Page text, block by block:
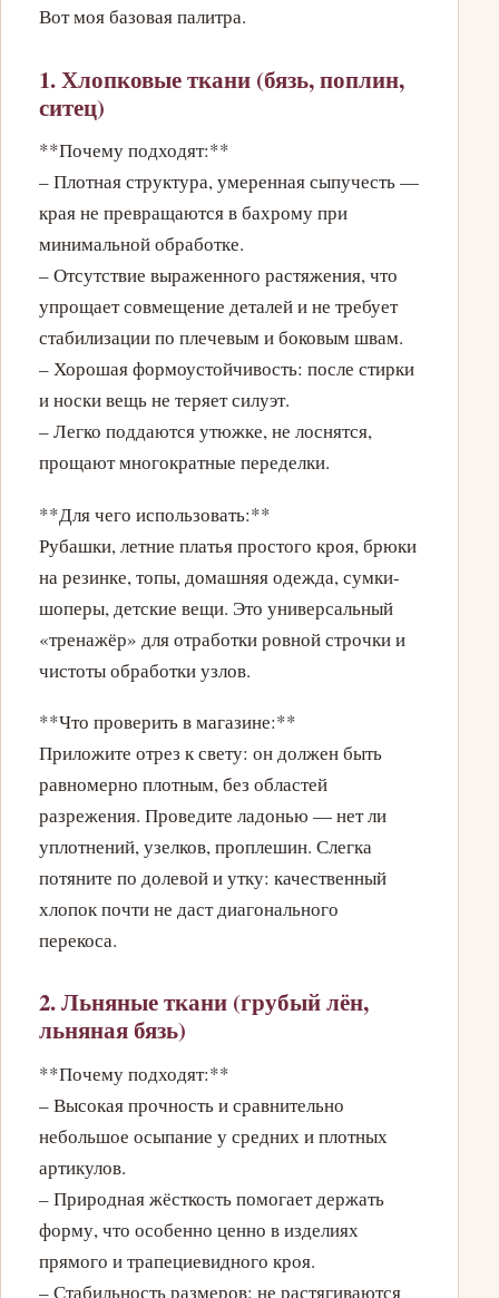
Вот моя базовая палитра.
1. Хлопковые ткани (бязь, поплин,
ситец)
**Почему подходят:**
– Плотная структура, умеренная сыпучесть —
края не превращаются в бахрому при
минимальной обработке.
– Отсутствие выраженного растяжения, что
упрощает совмещение деталей и не требует
стабилизации по плечевым и боковым швам.
– Хорошая формоустойчивость: после стирки
и носки вещь не теряет силуэт.
– Легко поддаются утюжке, не лоснятся,
прощают многократные переделки.
**Для чего использовать:**
Рубашки, летние платья простого кроя, брюки
на резинке, топы, домашняя одежда, сумки-
шоперы, детские вещи. Это универсальный
«тренажёр» для отработки ровной строчки и
чистоты обработки узлов.
**Что проверить в магазине:**
Приложите отрез к свету: он должен быть
равномерно плотным, без областей
разрежения. Проведите ладонью — нет ли
уплотнений, узелков, проплешин. Слегка
потяните по долевой и утку: качественный
хлопок почти не даст диагонального
перекоса.
2. Льняные ткани (грубый лён,
льняная бязь)
**Почему подходят:**
– Высокая прочность и сравнительно
небольшое осыпание у средних и плотных
артикулов.
– Природная жёсткость помогает держать
форму, что особенно ценно в изделиях
прямого и трапециевидного кроя.
– Стабильность размеров: не растягиваются